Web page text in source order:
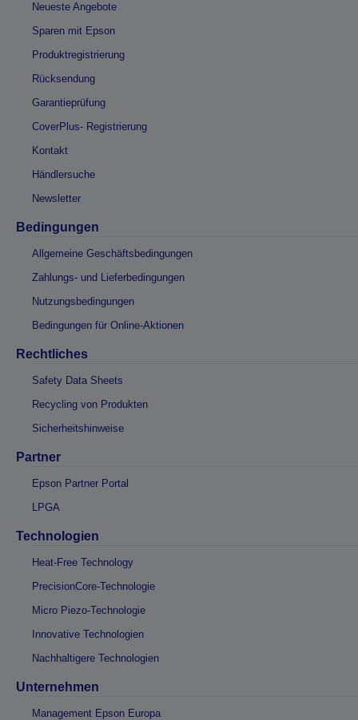
Neueste Angebote
Sparen mit Epson
Produktregistrierung
Rücksendung
Garantieprüfung
CoverPlus- Registrierung
Kontakt
Händlersuche
Newsletter
Bedingungen
Allgemeine Geschäftsbedingungen
Zahlungs- und Lieferbedingungen
Nutzungsbedingungen
Bedingungen für Online-Aktionen
Rechtliches
Safety Data Sheets
Recycling von Produkten
Sicherheitshinweise
Partner
Epson Partner Portal
LPGA
Technologien
Heat-Free Technology
PrecisionCore-Technologie
Micro Piezo-Technologie
Innovative Technologien
Nachhaltigere Technologien
Unternehmen
Management Epson Europa